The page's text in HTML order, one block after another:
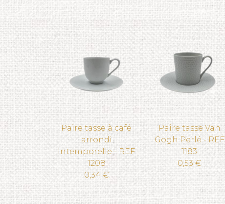
Paire tasse à café
arrondi
Intemporelle - REF
1208
0,34 €
Paire tasse Van
Gogh Perlé - REF
1183
0,53 €